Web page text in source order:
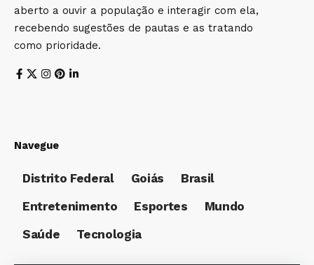
aberto a ouvir a população e interagir com ela,
recebendo sugestões de pautas e as tratando
como prioridade.
Navegue
Distrito Federal Goiás
Brasil
Entretenimento
Esportes
Mundo
Saúde
Tecnologia